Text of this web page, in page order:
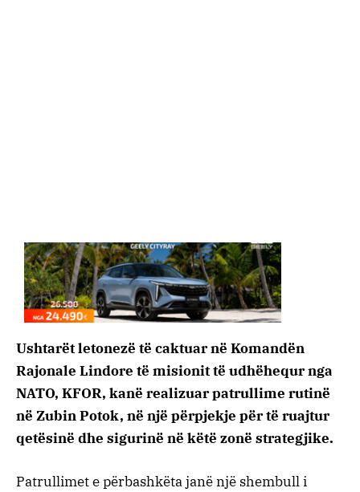
Ushtarët letonezë të caktuar në Komandën
Rajonale Lindore të misionit të udhëhequr nga
NATO, KFOR, kanë realizuar patrullime rutinë
në Zubin Potok, në një përpjekje për të ruajtur
qetësinë dhe sigurinë në këtë zonë strategjike.
Patrullimet e përbashkëta janë një shembull i